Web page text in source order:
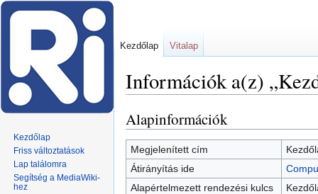
Információk a(z)
Ugrás
a
navigációhoz
Ugrás
a
kereséshez
Alapinformációk
Megjelenített cím
Átirányítás ide
Alapértelmezett rendezési kulcs
Kezdőlap Vitalap
Kezdőlap
Friss változtatások
Lap találomra
Segítség a MediaWiki-
hez